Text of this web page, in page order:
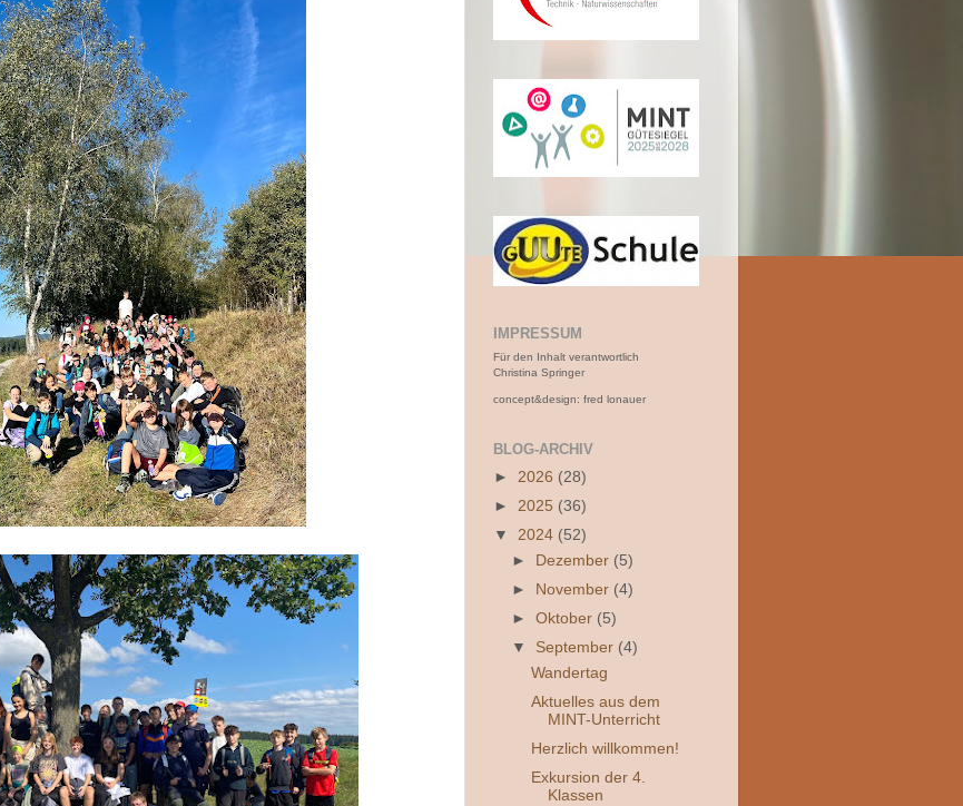
IMPRESSUM
Für den Inhalt verantwortlich
Christina Springer
concept&design: fred lonauer
BLOG-ARCHIV
► 2026 (28)
► 2025 (36)
▼ 2024 (52)
► Dezember (5)
►
November (4)
►Oktober (5)
▼ September (4)
Wandertag
Aktuelles aus dem
MINT-Unterricht
Herzlich willkommen!
Exkursion der 4.
Klassen